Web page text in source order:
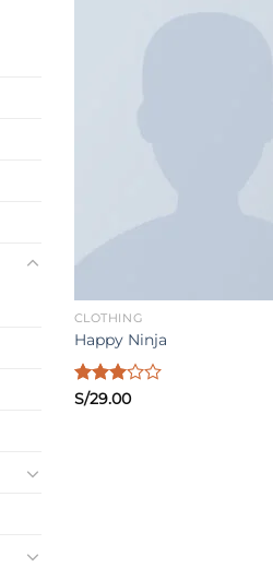
CLOTHING
Happy Ninja
Valorado
S/29.00